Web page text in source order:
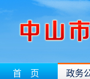
首 页 政务